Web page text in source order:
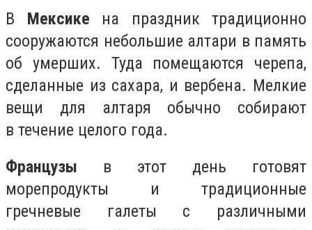
В Мексике на праздник традиционно
сооружаются небольшие алтари в память
об умерших. Туда помещаются черепа,
сделанные из сахара, и вербена. Мелкие
вещи для алтаря обычно собирают
в течение целого года.
Французы в этот день готовят
морепродукты и традиционные
гречневые галеты с различными